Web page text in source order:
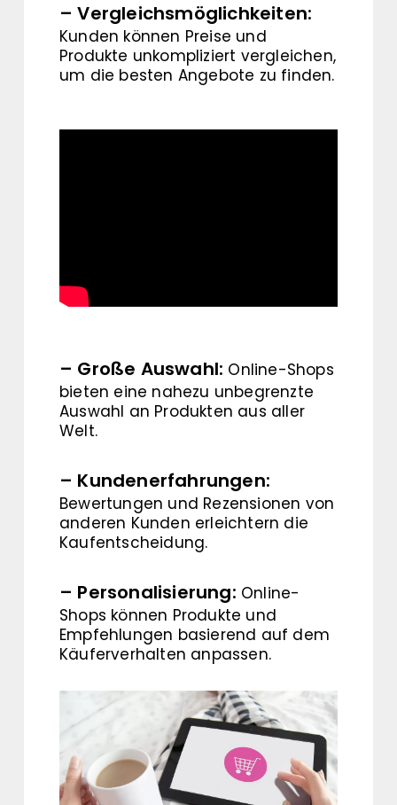
– Vergleichsmöglichkeiten:
Kunden können Preise und
Produkte unkompliziert vergleichen,
um die besten Angebote zu finden.
– Große Auswahl: Online-Shops
bieten eine nahezu unbegrenzte
Auswahl an Produkten aus aller
Welt.
– Kundenerfahrungen:
Bewertungen und Rezensionen von
anderen Kunden erleichtern die
Kaufentscheidung.
– Personalisierung: Online-
Shops können Produkte und
Empfehlungen basierend auf dem
Käuferverhalten anpassen.